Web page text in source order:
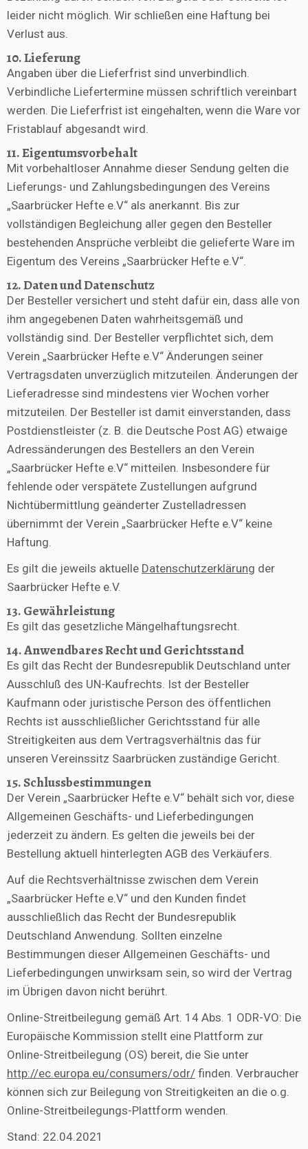
leider nicht möglich. Wir schließen eine Haftung bei
Verlust aus.
10. Lieferung
Angaben über die Lieferfrist sind unverbindlich.
Verbindliche Liefertermine müssen schriftlich vereinbart
werden. Die Lieferfrist ist eingehalten, wenn die Ware vor
Fristablauf abgesandt wird.
11. Eigentumsvorbehalt
Mit vorbehaltloser Annahme dieser Sendung gelten die
Lieferungs- und Zahlungsbedingungen des Vereins
„Saarbrücker Hefte e.V“ als anerkannt. Bis zur
vollständigen Begleichung aller gegen den Besteller
bestehenden Ansprüche verbleibt die gelieferte Ware im
Eigentum des Vereins „Saarbrücker Hefte e.V“.
12. Daten und Datenschutz
Der Besteller versichert und steht dafür ein, dass alle von
ihm angegebenen Daten wahrheitsgemäß und
vollständig sind. Der Besteller verpflichtet sich, dem
Verein „Saarbrücker Hefte e.V“ Änderungen seiner
Vertragsdaten unverzüglich mitzuteilen. Änderungen der
Lieferadresse sind mindestens vier Wochen vorher
mitzuteilen. Der Besteller ist damit einverstanden, dass
Postdienstleister (z. B. die Deutsche Post AG) etwaige
Adressänderungen des Bestellers an den Verein
„Saarbrücker Hefte e.V“ mitteilen. Insbesondere für
fehlende oder verspätete Zustellungen aufgrund
Nichtübermittlung geänderter Zustelladressen
übernimmt der Verein „Saarbrücker Hefte e.V“ keine
Haftung.
Es gilt die jeweils aktuelle Datenschutzerklärung der
Saarbrücker Hefte e.V.
13. Gewährleistung
Es gilt das gesetzliche Mängelhaftungsrecht.
14. Anwendbares Recht und Gerichtsstand
Es gilt das Recht der Bundesrepublik Deutschland unter
Ausschluß des UN-Kaufrechts. Ist der Besteller
Kaufmann oder juristische Person des öffentlichen
Rechts ist ausschließlicher Gerichtsstand für alle
Streitigkeiten aus dem Vertragsverhältnis das für
unseren Vereinssitz Saarbrücken zuständige Gericht.
15. Schlussbestimmungen
Der Verein „Saarbrücker Hefte e.V“ behält sich vor, diese
Allgemeinen Geschäfts- und Lieferbedingungen
jederzeit zu ändern. Es gelten die jeweils bei der
Bestellung aktuell hinterlegten AGB des Verkäufers.
Auf die Rechtsverhältnisse zwischen dem Verein
„Saarbrücker Hefte e.V“ und den Kunden findet
ausschließlich das Recht der Bundesrepublik
Deutschland Anwendung. Sollten einzelne
Bestimmungen dieser Allgemeinen Geschäfts- und
Lieferbedingungen unwirksam sein, so wird der Vertrag
im Übrigen davon nicht berührt.
Online-Streitbeilegung gemäß Art. 14 Abs. 1 ODR-VO: Die
Europäische Kommission stellt eine Plattform zur
Online-Streitbeilegung (OS) bereit, die Sie unter
http://ec.europa.eu/consumers/odr/ finden. Verbraucher
können sich zur Beilegung von Streitigkeiten an die o.g.
Online-Streitbeilegungs-Plattform wenden.
Stand: 22.04.2021